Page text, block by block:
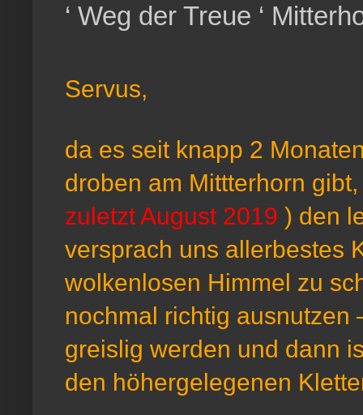
‘ Weg der Treue ‘
Servus,
da es seit knapp 2
droben am Mittterhorn
zuletzt August 2019 ) den
versprach uns allerbestes
wolkenlosen Himmel zu
nochmal richtig ausnutzen
greislig werden und dann
den höhergelegenen